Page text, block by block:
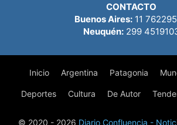
CONTACTO
Buenos Aires: 11
Neuquén:299
Inicio Argentina Patagonia
Deportes Cultura De Autor
© 2020 - 2026 Diario Confluencia -